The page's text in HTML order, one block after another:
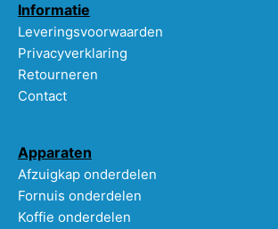
Informatie
Leveringsvoorwaarden
Privacyverklaring
Retourneren
Contact
Apparaten
Afzuigkap onderdelen
Fornuis onderdelen
Koffie onderdelen